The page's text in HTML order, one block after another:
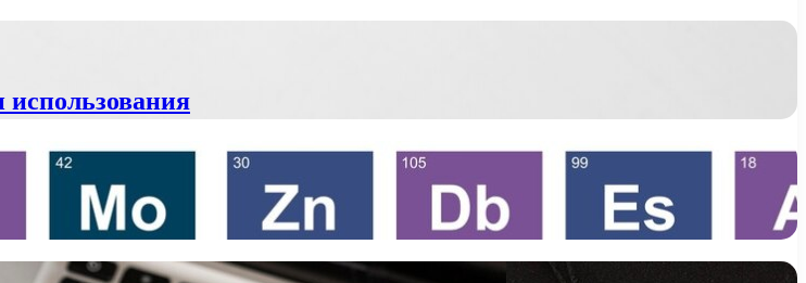
использования